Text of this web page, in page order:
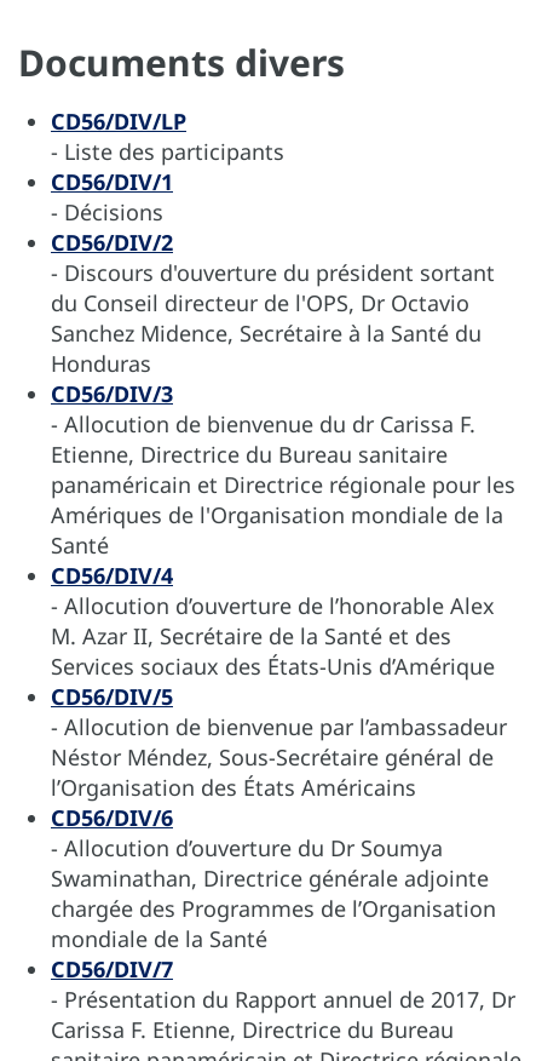
Documents divers
CD56/DIV/LP
- Liste des participants
CD56/DIV/1
- Décisions
CD56/DIV/2
- Discours d'ouverture du président sortant
du Conseil directeur de l'OPS, Dr Octavio
Sanchez Midence, Secrétaire à la Santé du
Honduras
CD56/DIV/3
- Allocution de bienvenue du dr Carissa F.
Etienne, Directrice du Bureau sanitaire
panaméricain et Directrice régionale pour les
Amériques de l'Organisation mondiale de la
Santé
CD56/DIV/4
- Allocution d’ouverture de l’honorable Alex
M. Azar II, Secrétaire de la Santé et des
Services sociaux des États-Unis d’Amérique
CD56/DIV/5
- Allocution de bienvenue par l’ambassadeur
Néstor Méndez, Sous-Secrétaire général de
l’Organisation des États Américains
CD56/DIV/6
- Allocution d’ouverture du Dr Soumya
Swaminathan, Directrice générale adjointe
chargée des Programmes de l’Organisation
mondiale de la Santé
CD56/DIV/7
- Présentation du Rapport annuel de 2017, Dr
Carissa F. Etienne, Directrice du Bureau